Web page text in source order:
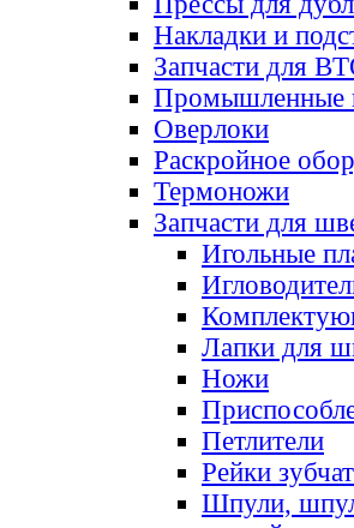
Накладки и
Запчасти для
Промышленные
Оверлоки
Раскройное
Термоножи
Запчасти для
Игольные
Лапки для
Ножи
Петлители
Рейки
Шпули,